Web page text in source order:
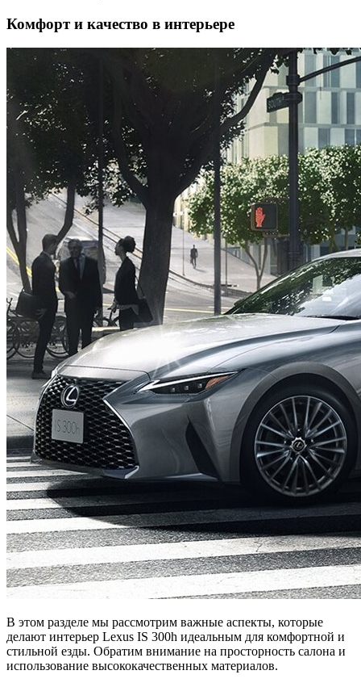
Комфорт и качество в интерьере
В этом разделе мы рассмотрим важные аспекты, которые
делают интерьер Lexus IS 300h идеальным для комфортной и
стильной езды. Обратим внимание на просторность салона и
использование высококачественных материалов.